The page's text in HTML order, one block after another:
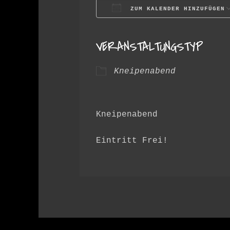
ZUM KALENDER HINZUFÜGEN
VERANSTALTUNGSTYP
Kneipenabend
Kneipenabend
Eintritt Frei!